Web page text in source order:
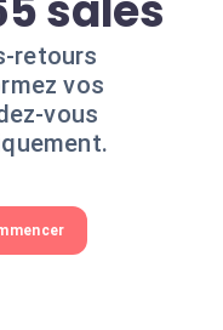
retours
vos
vous